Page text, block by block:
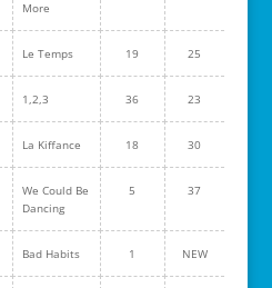
More
Le Temps 19 25
1,2,3 36 23
La Kiffance 18 30
We Could Be
Dancing
5 37
Bad Habits 1 NEW